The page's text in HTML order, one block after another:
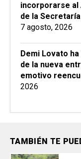
incorporarse al
de la
7 agosto, 2026
Demi Lovato
de la nueva
emotivo
2026
TAMBIÉN TE